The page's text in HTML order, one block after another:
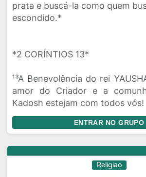
prata e buscá-la como quem
escondido.*
*2 CORÍNTIOS 13*
¹³A Benevolência do rei
amor do Criador e a
Kadosh estejam com todos vós!
ENTRAR NO GRUPO
Religiao